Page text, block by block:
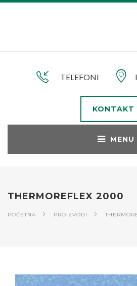
TELEFONI
KONTAKT
THERMOREFLEX 2000
POČETNA PROIZVODI